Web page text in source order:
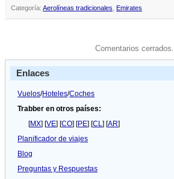
Categoría: Aerolíneas tradicionales Emirates
Comentarios cerrados.
Enlaces
Vuelos/Hoteles/Coches
Trabber en otros países:
[MX] [VE] [CO] [PE] [CL] [AR]
Planificador de viajes
Blog
Preguntas y Respuestas